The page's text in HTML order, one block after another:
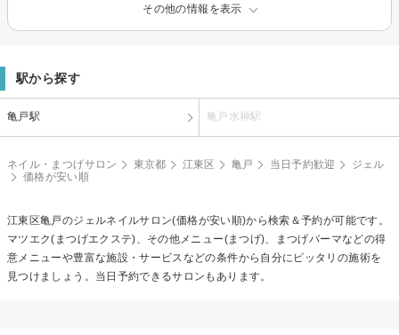
その他の情報を表示
駅から探す
亀戸駅 亀戸水神駅
ネイル・まつげサロン 東京都 江東区 亀戸 当日予約歓迎
ジェル
価格が安い順
江東区亀戸のジェルネイルサロン(価格が安い順)から検索＆予約が可能です。
マツエク(まつげエクステ)、その他メニュー(まつげ)、まつげパーマなどの得
意メニューや豊富な施設・サービスなどの条件から自分にピッタリの施術を
見つけましょう。当日予約できるサロンもあります。